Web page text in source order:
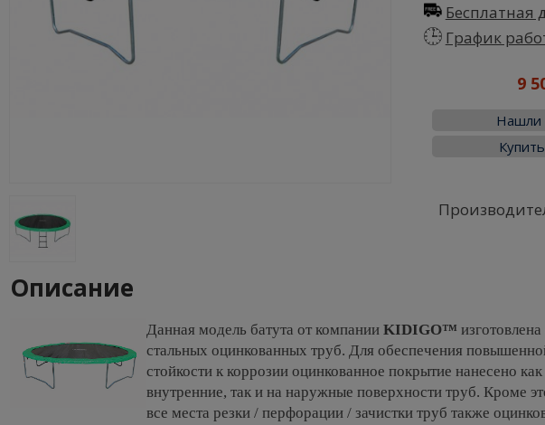
Бесплатная
График
9
Нашли
Описание
Данная модель батута от компанииKIDIGO™ изготовлена
стальных оцинкованных труб. Для обеспечения
стойкости к коррозии оцинкованное покрытие нанесено как
внутренние, так и на наружные поверхности труб. Кроме
все места резки / перфорации / зачистки труб также